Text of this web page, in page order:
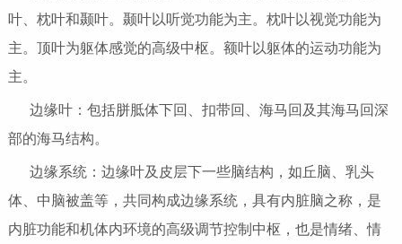
叶、枕叶和颞叶。颞叶以听觉功能为主。枕叶以视觉功能为
主。顶叶为躯体感觉的高级中枢。额叶以躯体的运动功能为
主。
边缘叶：包括胼胝体下回、扣带回、海马回及其海马回深
部的海马结构。
边缘系统：边缘叶及皮层下一些脑结构，如丘脑、乳头
体、中脑被盖等，共同构成边缘系统，具有内脏脑之称，是
内脏功能和机体内环境的高级调节控制中枢，也是情绪、情